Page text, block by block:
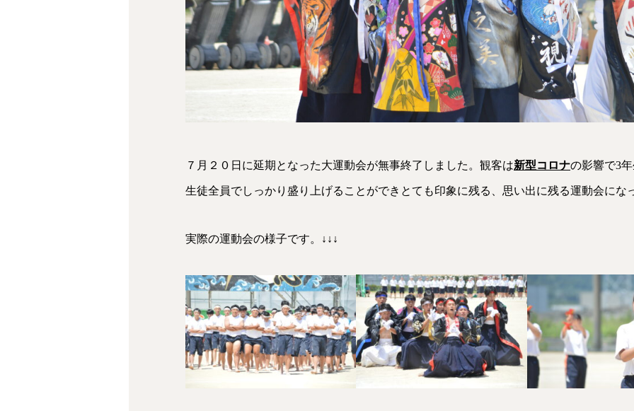
７月２０日に延期となった大運動会が無事終了しました。観客は新型コロナの影響で3
生徒全員でしっかり盛り上げることができとても印象に残る、思い出に残る運動会にな
実際の運動会の様子です。↓↓↓